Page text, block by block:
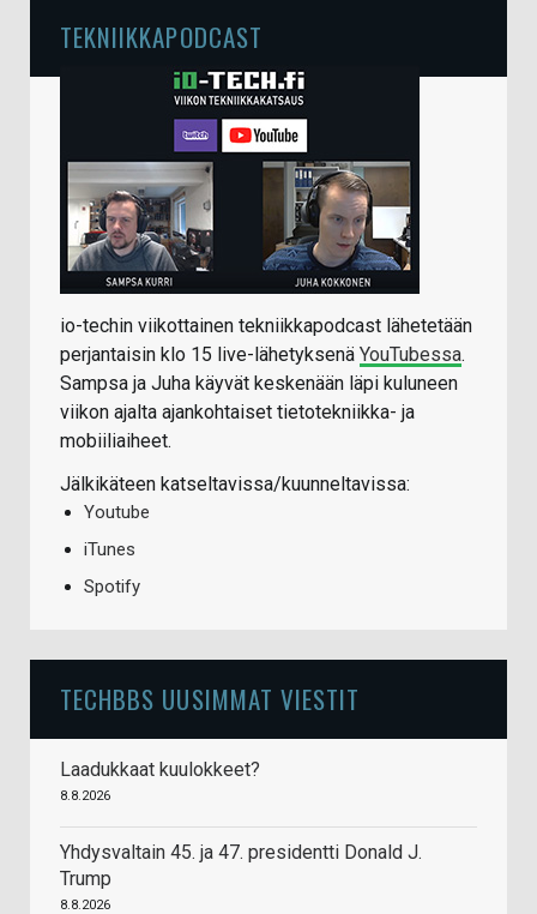
TEKNIIKKAPODCAST
io-techin viikottainen tekniikkapodcast lähetetään
perjantaisin klo 15 live-lähetyksenä YouTubessa.
Sampsa ja Juha käyvät keskenään läpi kuluneen
viikon ajalta ajankohtaiset tietotekniikka- ja
mobiiliaiheet.
Jälkikäteen katseltavissa/kuunneltavissa:
Youtube
iTunes
Spotify
TECHBBS UUSIMMAT VIESTIT
Laadukkaat kuulokkeet?
8.8.2026
Yhdysvaltain 45. ja 47. presidentti Donald J.
Trump
8.8.2026